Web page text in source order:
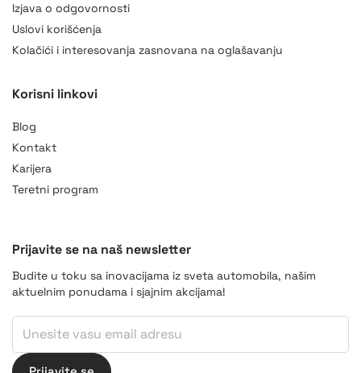
Izjava o odgovornosti
Uslovi korišćenja
Kolačići i interesovanja zasnovana na oglašavanju
Korisni linkovi
Blog
Kontakt
Karijera
Teretni program
Prijavite se na naš newsletter
Budite u toku sa inovacijama iz sveta automobila, našim
aktuelnim ponudama i sjajnim akcijama!
Email
Email
*
AI Asistent